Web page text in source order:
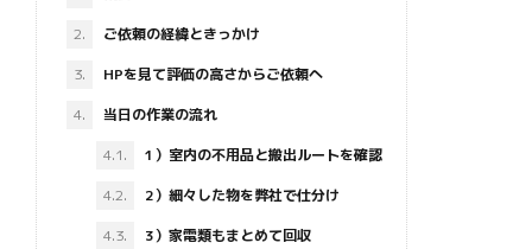
2.
ご依頼の経緯ときっかけ
3.
HPを見て評価の高さからご依頼へ
4.
当日の作業の流れ
4.1.
1）室内の不用品と搬出ルートを確認
4.2.
2）細々した物を弊社で仕分け
4.3.
3）家電類もまとめて回収